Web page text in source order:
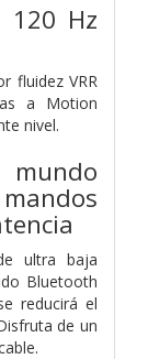
120 Hz
fluidez VRR
a Motion
nivel.
ultra baja
Bluetooth
reducirá el
de un